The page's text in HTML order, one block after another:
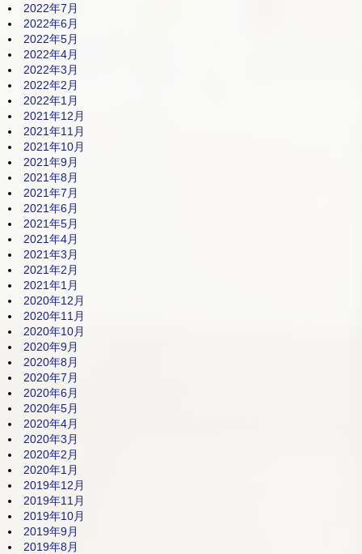
2022年7月
2022年6月
2022年5月
2022年4月
2022年3月
2022年2月
2022年1月
2021年12月
2021年11月
2021年10月
2021年9月
2021年8月
2021年7月
2021年6月
2021年5月
2021年4月
2021年3月
2021年2月
2021年1月
2020年12月
2020年11月
2020年10月
2020年9月
2020年8月
2020年7月
2020年6月
2020年5月
2020年4月
2020年3月
2020年2月
2020年1月
2019年12月
2019年11月
2019年10月
2019年9月
2019年8月